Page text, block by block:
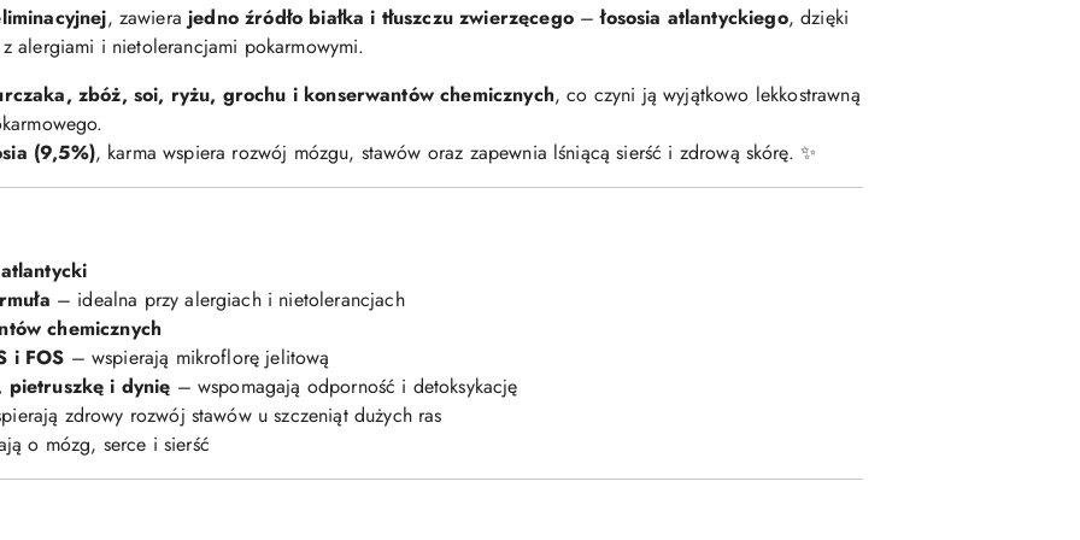
, zawierajedno źródło białka i tłuszczu zwierzęcego–łososia atlantyckiego, dzięki
alergiami i nietolerancjami pokarmowymi.
zbóż, soi, ryżu, grochu i konserwantów chemicznych, co czyni ją wyjątkowo lekkostrawną
(9,5%), karma wspiera rozwój mózgu, stawów oraz zapewnia lśniącą sierść i zdrową skórę. ✨
– idealna przy alergiach i nietolerancjach
chemicznych
i FOS – wspierają mikroflorę jelitową
pietruszkę i dynię – wspomagają odporność i detoksykację
zdrowy rozwój stawów u szczeniąt dużych ras
o mózg, serce i sierść